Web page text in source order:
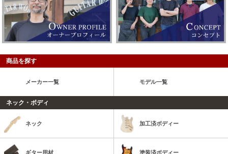
商品を探す
メーカー一覧 モデル一覧
ネック・ボディ
ネック 加工済ボディー
ギター用材 塗装済ボディー